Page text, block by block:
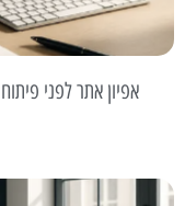
אפיון אתר לפני